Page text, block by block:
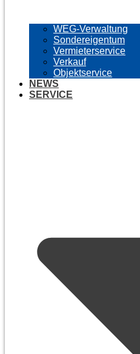
WEG-Verwaltung
Sondereigentum
Vermieterservice
Verkauf
Objektservice
NEWS
SERVICE